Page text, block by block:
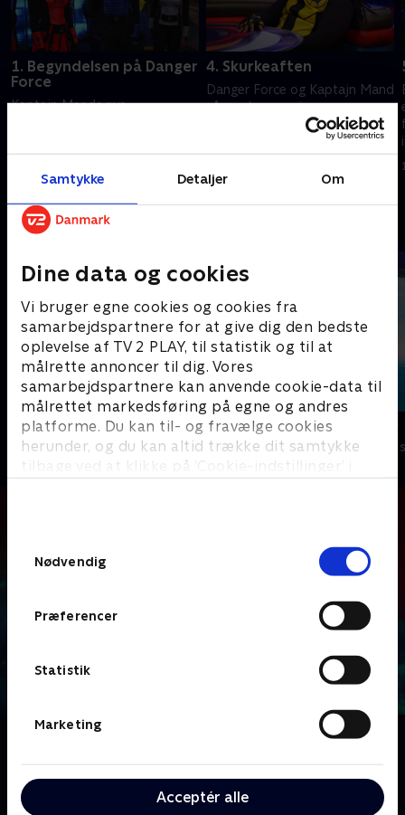
Samtykke Detaljer Om
Dine data og cookies
Vi bruger egne cookies og cookies fra
samarbejdspartnere for at give dig den bedste
oplevelse af TV 2 PLAY, til statistik og til at
målrette annoncer til dig. Vores
samarbejdspartnere kan anvende cookie-data til
målrettet markedsføring på egne og andres
platforme. Du kan til- og fravælge cookies
herunder, og du kan altid trække dit samtykke
tilbage ved at klikke på ’Cookie-indstillinger’ i
Nødvendig
Præferencer
Statistik
Marketing
Acceptér alle
1. Begyndelsen på Danger
Force
Kaptajn Mands nye
bekæmper kriminalitet uden
1. januar 2023 • 21 min
4. Skurkeaften
Danger Force og Kaptajn Mand
går undercover i
Tæskekælderen for at fange
Andre så også
Mysticons
Børneserier • 1 sæsoner
Vicke Viking
Børneserier • 1
kontrollere Mikas sind gennem et uhyggeligt VR-
videospil.